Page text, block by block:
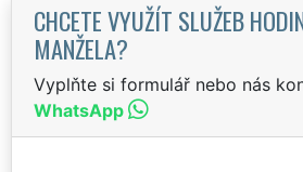
CHCETE VYUŽÍT SLUŽEB
MANŽELA?
Vyplňte si formulář nebo nás
WhatsApp